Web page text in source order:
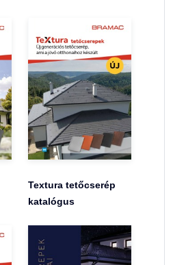
Textura tetőcserép
katalógus